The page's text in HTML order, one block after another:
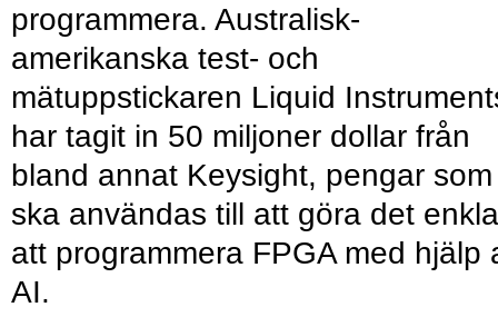
programmera. Australisk-
amerikanska test- och
mätuppstickaren Liquid
har tagit in 50 miljoner dollar från
bland annat Keysight, pengar som
ska användas till att göra det
att programmera FPGA med hjälp
AI.